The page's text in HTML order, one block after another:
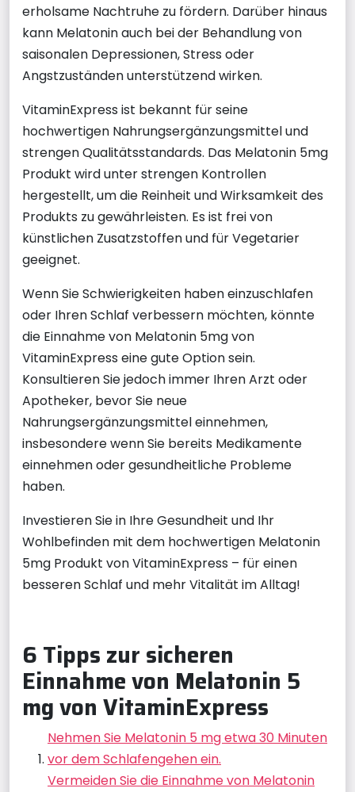
erholsame Nachtruhe zu fördern. Darüber hinaus
kann Melatonin auch bei der Behandlung von
saisonalen Depressionen, Stress oder
Angstzuständen unterstützend wirken.
VitaminExpress ist bekannt für seine
hochwertigen Nahrungsergänzungsmittel und
strengen Qualitätsstandards. Das Melatonin 5mg
Produkt wird unter strengen Kontrollen
hergestellt, um die Reinheit und Wirksamkeit des
Produkts zu gewährleisten. Es ist frei von
künstlichen Zusatzstoffen und für Vegetarier
geeignet.
Wenn Sie Schwierigkeiten haben einzuschlafen
oder Ihren Schlaf verbessern möchten, könnte
die Einnahme von Melatonin 5mg von
VitaminExpress eine gute Option sein.
Konsultieren Sie jedoch immer Ihren Arzt oder
Apotheker, bevor Sie neue
Nahrungsergänzungsmittel einnehmen,
insbesondere wenn Sie bereits Medikamente
einnehmen oder gesundheitliche Probleme
haben.
Investieren Sie in Ihre Gesundheit und Ihr
Wohlbefinden mit dem hochwertigen Melatonin
5mg Produkt von VitaminExpress – für einen
besseren Schlaf und mehr Vitalität im Alltag!
6 Tipps zur sicheren
Einnahme von Melatonin 5
mg von VitaminExpress
Nehmen Sie Melatonin 5 mg etwa 30 Minuten
vor dem Schlafengehen ein.
Vermeiden Sie die Einnahme von Melatonin